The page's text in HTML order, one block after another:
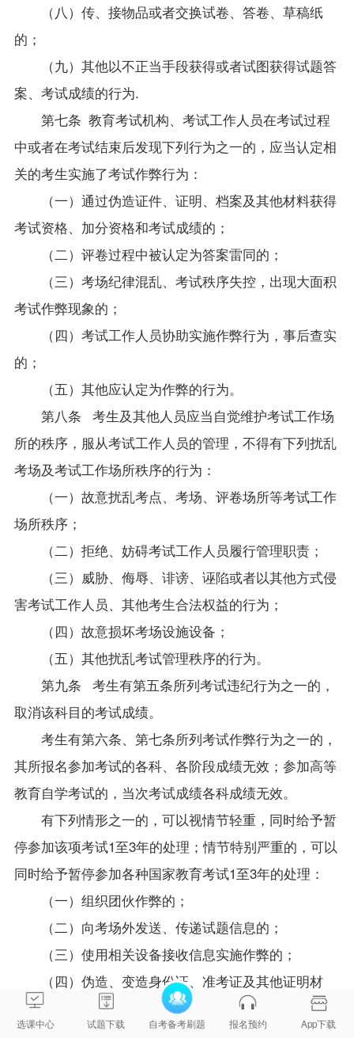
（八）传、接物品或者交换试卷、答卷、草稿纸
的；
（九）其他以不正当手段获得或者试图获得试题答
案、考试成绩的行为.
第七条 教育考试机构、考试工作人员在考试过程
中或者在考试结束后发现下列行为之一的，应当认定相
关的考生实施了考试作弊行为：
（一）通过伪造证件、证明、档案及其他材料获得
考试资格、加分资格和考试成绩的；
（二）评卷过程中被认定为答案雷同的；
（三）考场纪律混乱、考试秩序失控，出现大面积
考试作弊现象的；
（四）考试工作人员协助实施作弊行为，事后查实
的；
（五）其他应认定为作弊的行为。
第八条 考生及其他人员应当自觉维护考试工作场
所的秩序，服从考试工作人员的管理，不得有下列扰乱
考场及考试工作场所秩序的行为：
（一）故意扰乱考点、考场、评卷场所等考试工作
场所秩序；
（二）拒绝、妨碍考试工作人员履行管理职责；
（三）威胁、侮辱、诽谤、诬陷或者以其他方式侵
害考试工作人员、其他考生合法权益的行为；
（四）故意损坏考场设施设备；
（五）其他扰乱考试管理秩序的行为。
第九条 考生有第五条所列考试违纪行为之一的，
取消该科目的考试成绩。
考生有第六条、第七条所列考试作弊行为之一的，
其所报名参加考试的各科、各阶段成绩无效；参加高等
教育自学考试的，当次考试成绩各科成绩无效。
有下列情形之一的，可以视情节轻重，同时给予暂
停参加该项考试1至3年的处理；情节特别严重的，可以
同时给予暂停参加各种国家教育考试1至3年的处理：
（一）组织团伙作弊的；
（二）向考场外发送、传递试题信息的；
（三）使用相关设备接收信息实施作弊的；
（四）伪造、变造身份证、准考证及其他证明材
料，由他人代替或者代替考生参加考试的。
选课中心 试题下载 自考备考刷题 报名预约 App下载